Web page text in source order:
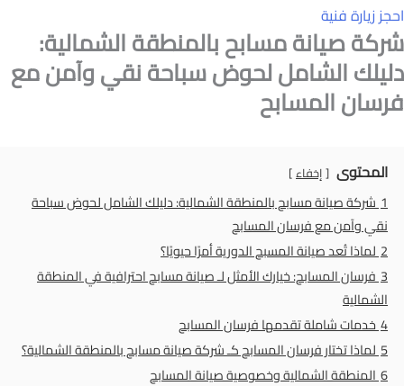
احجز زيارة فنية
شركة صيانة مسابح بالمنطقة الشمالية:
دليلك الشامل لحوض سباحة نقي وآمن مع
فرسان المسابح
المحتوى إخفاء
1شركة صيانة مسابح بالمنطقة الشمالية: دليلك الشامل لحوض سباحة
نقي وآمن مع فرسان المسابح
2لماذا تُعد صيانة المسبح الدورية أمرًا حيويًا؟
3فرسان المسابح: خيارك الأمثل لـ صيانة مسابح احترافية في المنطقة
الشمالية
4خدمات شاملة تقدمها فرسان المسابح
5لماذا تختار فرسان المسابح كـ شركة صيانة مسابح بالمنطقة الشمالية؟
6المنطقة الشمالية وخصوصية صيانة المسابح